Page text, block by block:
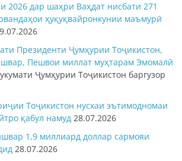
2026 дар шаҳри Ваҳдат нисбати 271
ҳуқуқвайронкунии маъмурӣ
Президенти Ҷумҳурии Тоҷикистон,
Пешвои миллат муҳтарам Эмомалӣ
Ҷумҳурии Тоҷикистон баргузор
Тоҷикистон нусхаи эътимодномаи
қабул намуд 28.07.2026
1,9 миллиард доллар сармояи
28.07.2026